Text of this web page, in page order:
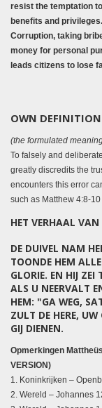
resist the temptation
benefits and privileges.
Corruption, taking
money for personal
leads citizens to lose
OWN
(the formulated
To falsely and
greatly discredits the
encounters this error
such as Matthew 4:8-10
HET VERHAAL
DE DUIVEL NAM
TOONDE HEM
GLORIE. EN HIJ ZEI
ALS U NEERVALT
HEM: "GA WEG,
ZULT DE HERE,
GIJ DIENEN.
Opmerkingen
VERSION)
1. Koninkrijken –
2. Wereld – Johannes